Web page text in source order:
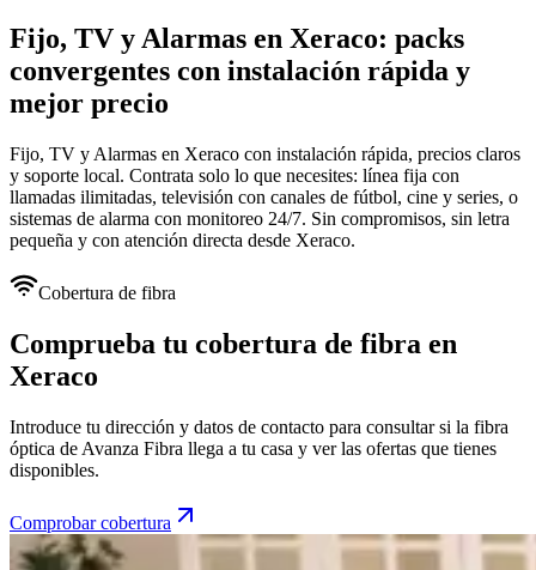
Fijo, TV y Alarmas en Xeraco: packs
convergentes con instalación rápida y
mejor precio
Fijo, TV y Alarmas en Xeraco con instalación rápida, precios claros
y soporte local. Contrata solo lo que necesites: línea fija con
llamadas ilimitadas, televisión con canales de fútbol, cine y series, o
sistemas de alarma con monitoreo 24/7. Sin compromisos, sin letra
pequeña y con atención directa desde Xeraco.
Cobertura de fibra
Comprueba tu cobertura de fibra en
Xeraco
Introduce tu dirección y datos de contacto para consultar si la fibra
óptica de Avanza Fibra llega a tu casa y ver las ofertas que tienes
disponibles.
Comprobar cobertura